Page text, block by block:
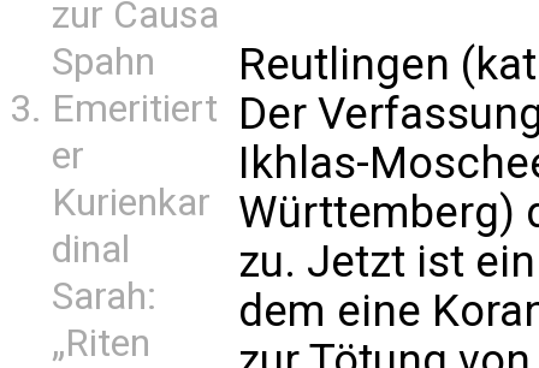
zur Causa
Spahn
Emeritiert
er
Kurienkar
dinal
Sarah:
„Riten
Reutlingen
Der
Ikhlas-
Württemberg)
zu. Jetzt ist
dem eine